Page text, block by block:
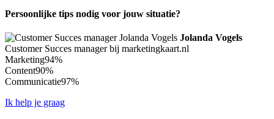
Persoonlijke tips nodig voor jouw situatie?
Jolanda Vogels
Customer Succes manager bij marketingkaart.nl
Marketing94%
Content90%
Communicatie97%
Ik help je graag